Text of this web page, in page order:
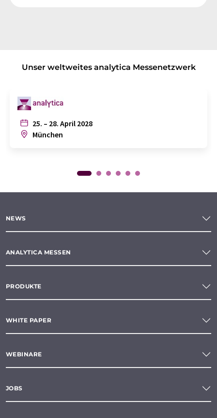
Unser weltweites analytica Messenetzwerk
25. – 28. April 2028
München
NEWS
ANALYTICA MESSEN
PRODUKTE
WHITE PAPER
WEBINARE
JOBS